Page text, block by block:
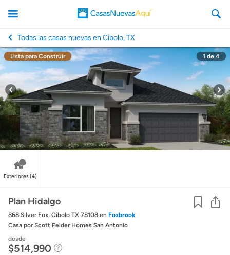
CasasNuevasAqui
Todas las casas nuevas en Cibolo, TX
Lista para Construir 1 de 4
Exteriores(4)
Plan Hidalgo
868 Silver Fox, Cibolo TX 78108 en Foxbrook
Casa por Scott Felder Homes San Antonio
desde
$514,990